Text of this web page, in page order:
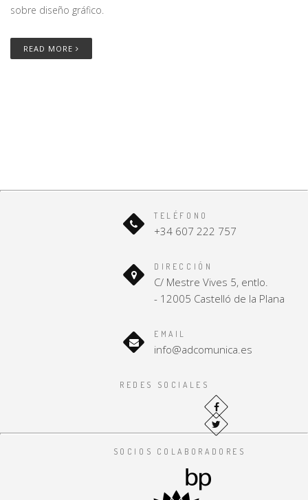
sobre diseño gráfico.
READ MORE
TELÉFONO
+34 607 222 757
DIRECCIÓN
C/ Mestre Vives 5, entlo.
- 12005 Castelló de la Plana
EMAIL
info@adcomunica.es
REDES SOCIALES
SOCIOS COLABORADORES